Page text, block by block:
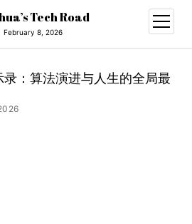
Tech Road
February 8, 2026
open
menu
：算法演进与人生的全局最